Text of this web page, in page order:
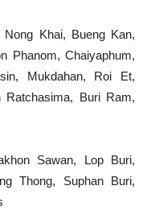
Khai, Bueng Kan,
Phanom, Chaiyaphum,
Mukdahan, Roi Et,
Ratchasima, Buri Ram,
Sawan, Lop Buri,
Thong, Suphan Buri,